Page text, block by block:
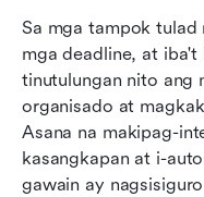
Sa mga tampok
mga deadline, at
tinutulungan nito ang
organisado at
Asana na makipag-
kasangkapan at i-
gawain ay